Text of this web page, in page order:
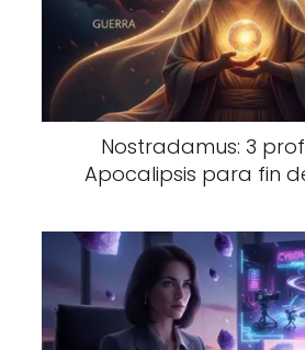
Nostradamus: 3
Apocalipsis para fin